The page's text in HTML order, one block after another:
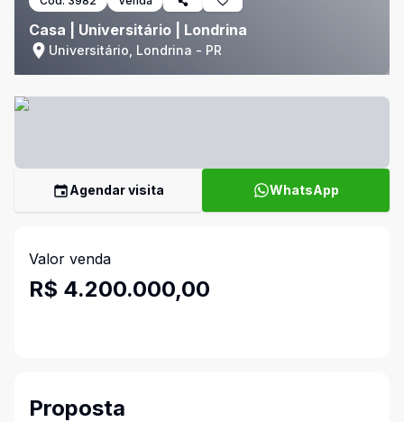
Casa | Universitário | Londrina
Universitário, Londrina - PR
Agendar visita WhatsApp
Valor venda
R$ 4.200.000,00
Proposta